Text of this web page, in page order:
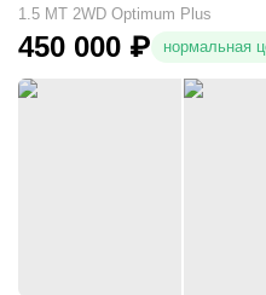
1.5 MT 2WD Optimum Plus
450 000 ₽ нормальная